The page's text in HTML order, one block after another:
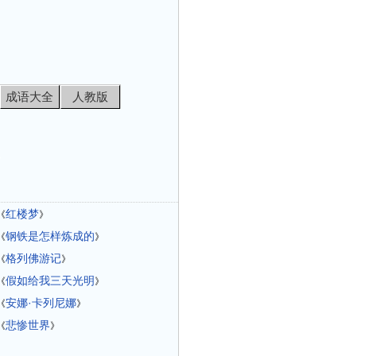
成语大全 人教版
《红楼梦》
《钢铁是怎样炼成的》
《格列佛游记》
《假如给我三天光明 》
《安娜·卡列尼娜》
《悲惨世界》